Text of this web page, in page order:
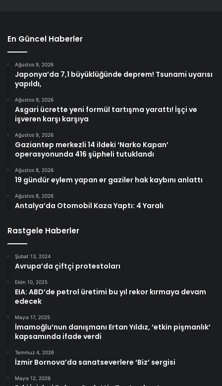
En Güncel Haberler
Ağustos 9, 2026
Japonya’da 7,1 büyüklüğünde deprem! Tsunami uyarısı
yapıldı,
Ağustos 9, 2026
Asgari ücrette yeni formül tartışma yarattı! İşçi ve
işveren karşı karşıya
Ağustos 9, 2026
Gaziantep merkezli 14 ildeki ‘Narko Kapan’
operasyonunda 416 şüpheli tutuklandı
Ağustos 8, 2026
19 gündür eylem yapan er gaziler hak kaybını anlattı
Ağustos 8, 2026
Antalya’da Otomobil Kaza Yaptı: 4 Yaralı
Rastgele Haberler
Şubat 13, 2024
Avrupa’da çiftçi protestoları
Ekim 10, 2025
EIA: ABD’de petrol üretimi bu yıl rekor kırmaya devam
edecek
Mayıs 17, 2025
İmamoğlu’nun danışmanı Ertan Yıldız, ‘etkin pişmanlık’
kapsamında ifade verdi
Temmuz 4, 2026
İzmir Bornova’da sanatseverlere ‘Biz’ sergisi
Mayıs 12, 2026